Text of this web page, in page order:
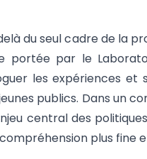
du seul cadre de la
portée par le
les expériences et
publics. Dans un
central des
plus fine